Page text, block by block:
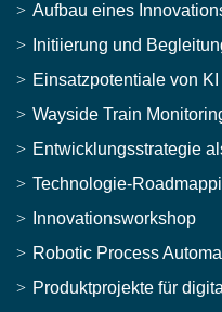
Aufbau eines
Initiierung und
Einsatzpotentiale von KI
Wayside Train
Entwicklungsstrategie
Technologie-
Innovationsworkshop
Robotic Process
Produktprojekte für